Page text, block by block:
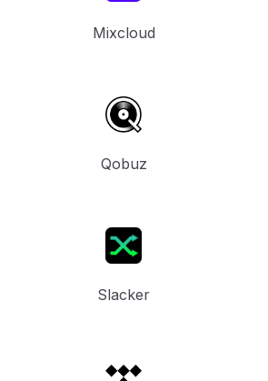
Mixcloud
Qobuz
Slacker